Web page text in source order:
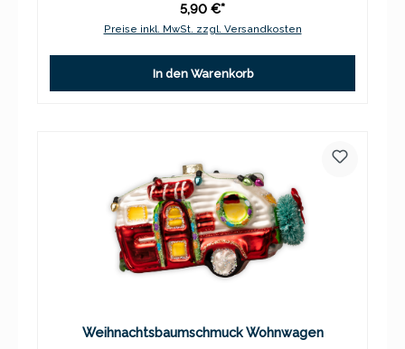
5,90 €*
Preise inkl. MwSt. zzgl. Versandkosten
In den Warenkorb
Weihnachtsbaumschmuck Wohnwagen